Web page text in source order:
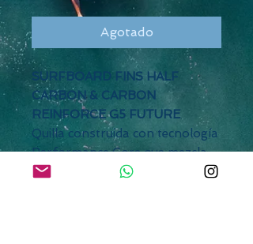
Agotado
SURFBOARD FINS HALF
CARBON & CARBON
REINFORCE G5 FUTURE
Quilla construida con tecnología
Performance Core que mezcla
resina y alma de bamboo que